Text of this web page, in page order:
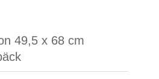
49,5 x 68 cm